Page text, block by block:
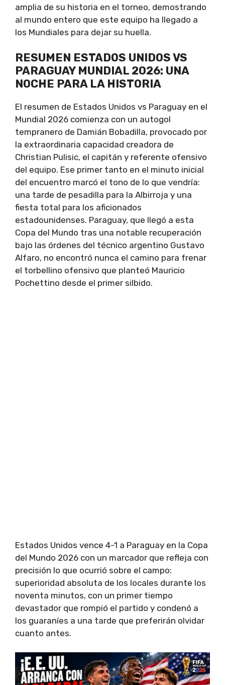
amplia de su historia en el torneo, demostrando
al mundo entero que este equipo ha llegado a
los Mundiales para dejar su huella.
RESUMEN ESTADOS UNIDOS VS
PARAGUAY MUNDIAL 2026: UNA
NOCHE PARA LA HISTORIA
El resumen de Estados Unidos vs Paraguay en el
Mundial 2026 comienza con un autogol
tempranero de Damián Bobadilla, provocado por
la extraordinaria capacidad creadora de
Christian Pulisic, el capitán y referente ofensivo
del equipo. Ese primer tanto en el minuto inicial
del encuentro marcó el tono de lo que vendría:
una tarde de pesadilla para la Albirroja y una
fiesta total para los aficionados
estadounidenses. Paraguay, que llegó a esta
Copa del Mundo tras una notable recuperación
bajo las órdenes del técnico argentino Gustavo
Alfaro, no encontró nunca el camino para frenar
el torbellino ofensivo que planteó Mauricio
Pochettino desde el primer silbido.
Estados Unidos vence 4-1 a Paraguay en la Copa
del Mundo 2026 con un marcador que refleja con
precisión lo que ocurrió sobre el campo:
superioridad absoluta de los locales durante los
noventa minutos, con un primer tiempo
devastador que rompió el partido y condenó a
los guaraníes a una tarde que preferirán olvidar
cuanto antes.